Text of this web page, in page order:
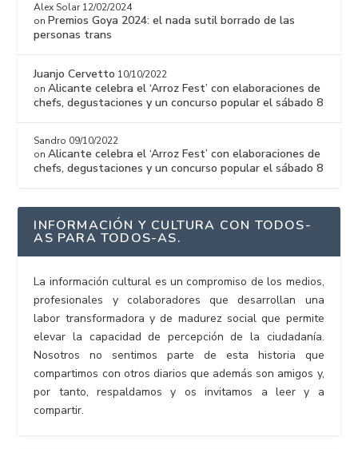
Alex Solar 12/02/2024
onPremios Goya 2024: el nada sutil borrado de las
personas trans
Juanjo Cervetto 10/10/2022
onAlicante celebra el ‘Arroz Fest’ con elaboraciones de
chefs, degustaciones y un concurso popular el sábado 8
Sandro 09/10/2022
onAlicante celebra el ‘Arroz Fest’ con elaboraciones de
chefs, degustaciones y un concurso popular el sábado 8
INFORMACIÓN Y CULTURA CON TODOS-
AS PARA TODOS-AS.
La información cultural es un compromiso de los medios,
profesionales y colaboradores que desarrollan una
labor transformadora y de madurez social que permite
elevar la capacidad de percepción de la ciudadanía.
Nosotros no sentimos parte de esta historia que
compartimos con otros diarios que además son amigos y,
por tanto, respaldamos y os invitamos a leer y a
compartir.